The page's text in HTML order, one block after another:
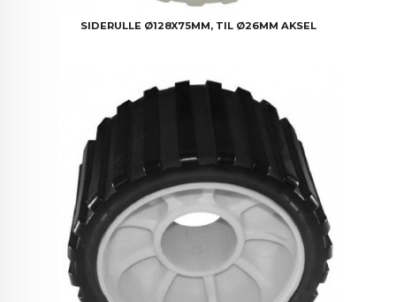
SIDERULLE Ø128X75MM, TIL Ø26MM AKSEL